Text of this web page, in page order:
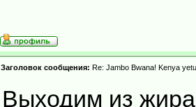
Заголовок сообщения: Re: Jambo Bwana! Kenya
Выходим из